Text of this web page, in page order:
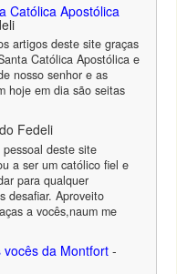
Católica Apostólica
artigos deste site graças
Católica Apostólica e
nosso senhor e as
hoje em dia são seitas
Fedeli
deste site
a ser um católico fiel e
para qualquer
desafiar. Aproveito
a vocês,naum me
da Montfort -